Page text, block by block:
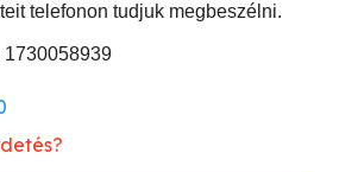
telefonon tudjuk megbeszélni.
1730058939